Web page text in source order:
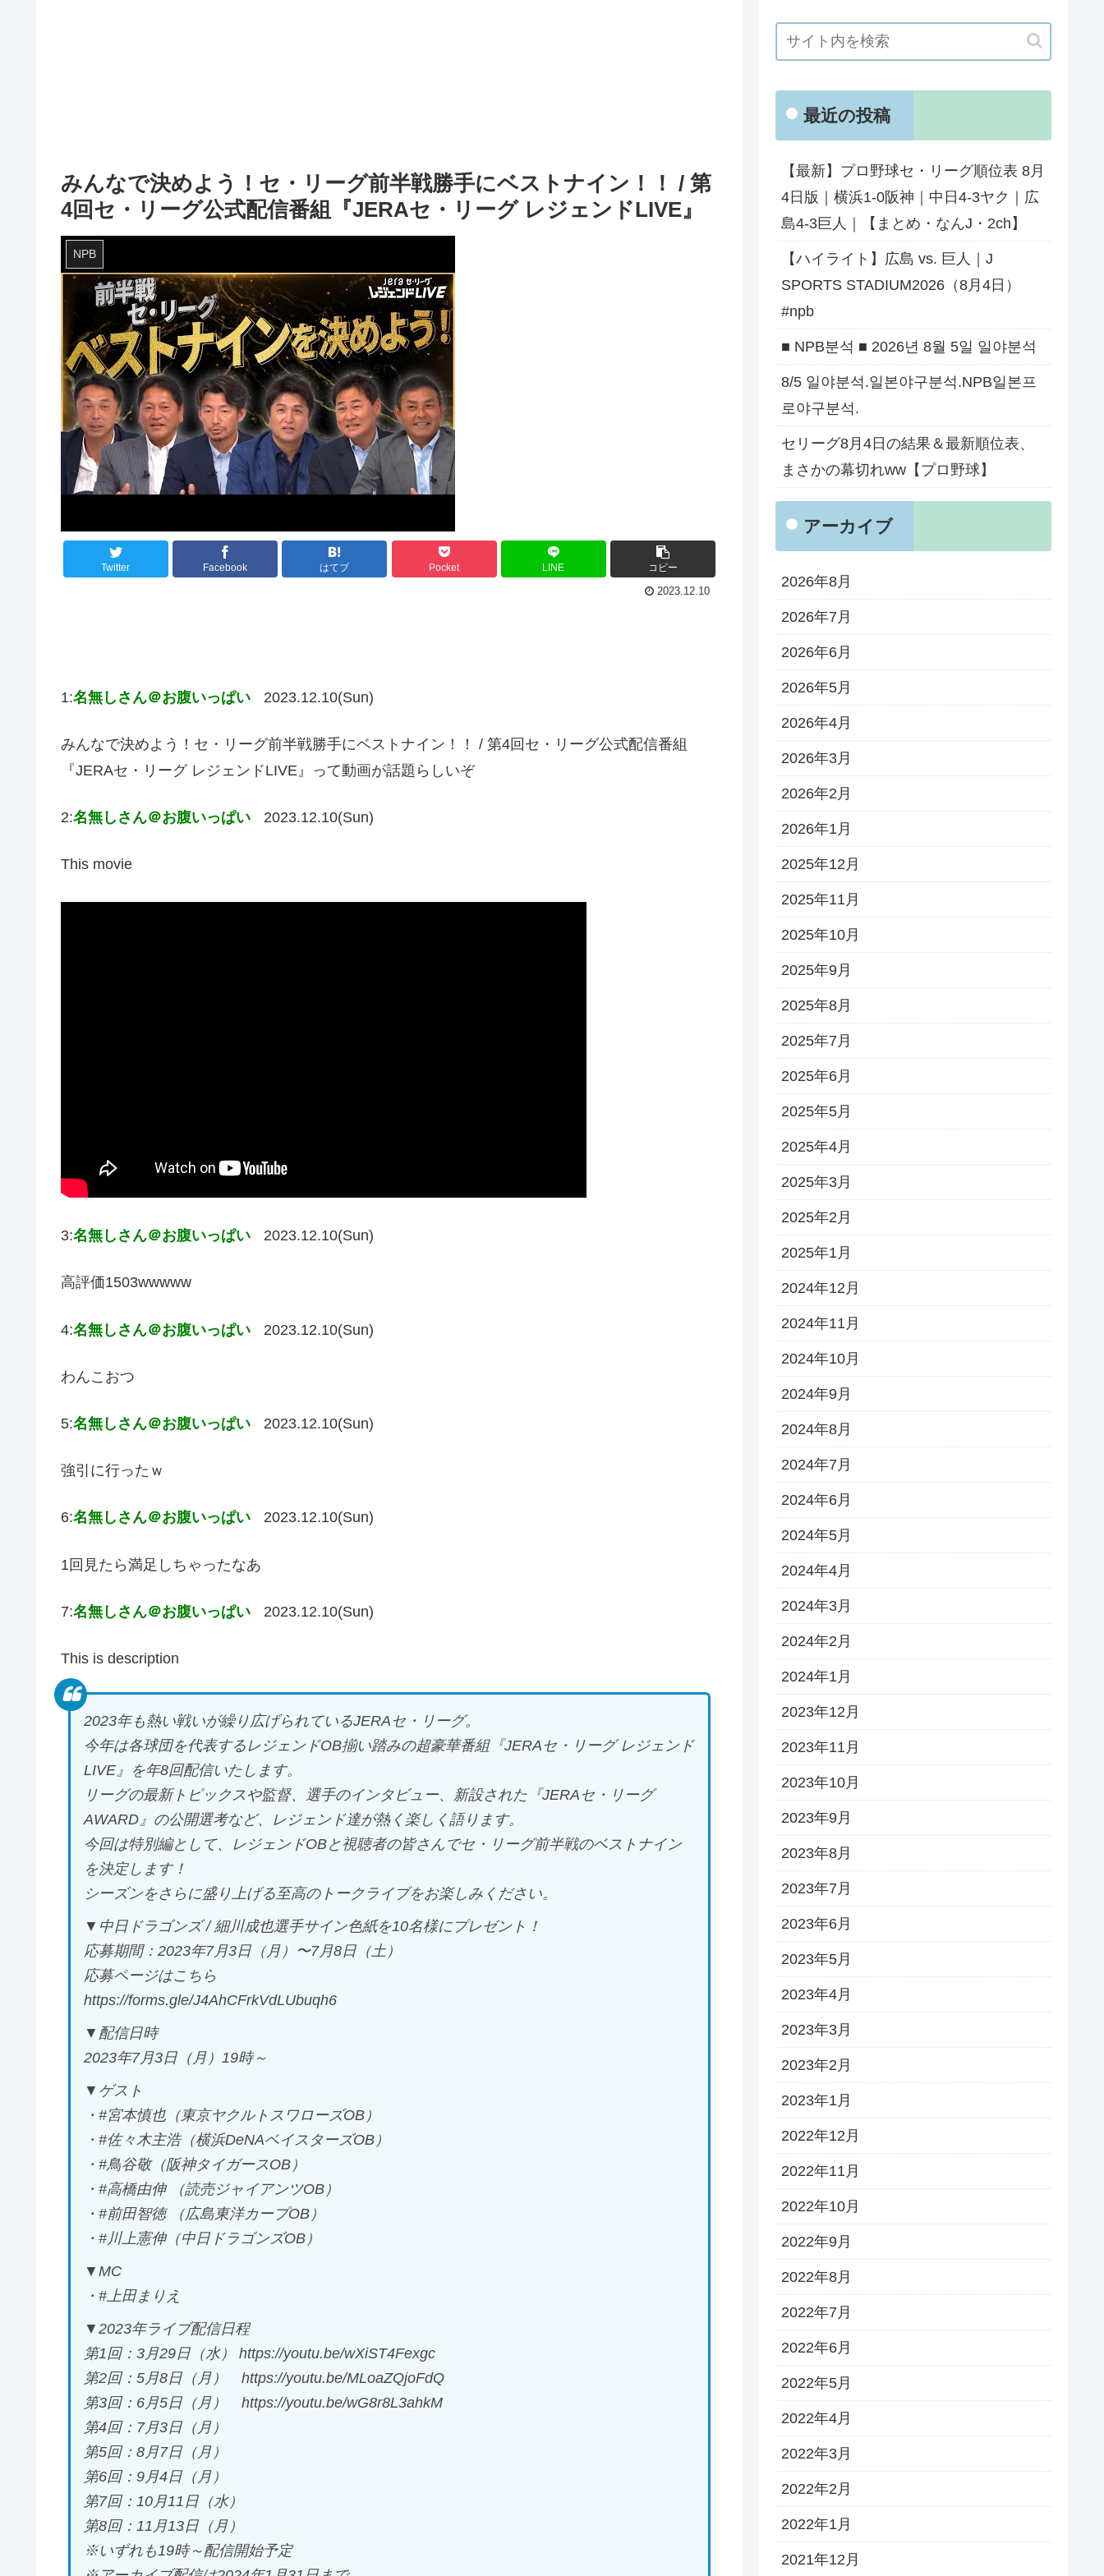
みんなで決めよう！セ・リーグ前半戦勝手にベストナイン！！ / 第
4回セ・リーグ公式配信番組『JERAセ・リーグ レジェンドLIVE』
NPB
Twitter Facebook はてブ Pocket LINE コピー
2023.12.10
1:名無しさん＠お腹いっぱい 2023.12.10(Sun)
みんなで決めよう！セ・リーグ前半戦勝手にベストナイン！！ / 第4回セ・リーグ公式配信番組
『JERAセ・リーグ レジェンドLIVE』って動画が話題らしいぞ
2:名無しさん＠お腹いっぱい 2023.12.10(Sun)
This movie
3:名無しさん＠お腹いっぱい 2023.12.10(Sun)
高評価1503wwwww
4:名無しさん＠お腹いっぱい 2023.12.10(Sun)
わんこおつ
5:名無しさん＠お腹いっぱい 2023.12.10(Sun)
強引に行ったｗ
6:名無しさん＠お腹いっぱい 2023.12.10(Sun)
1回見たら満足しちゃったなあ
7:名無しさん＠お腹いっぱい 2023.12.10(Sun)
This is description
2023年も熱い戦いが繰り広げられているJERAセ・リーグ。
今年は各球団を代表するレジェンドOB揃い踏みの超豪華番組『JERAセ・リーグ レジェンド
LIVE』を年8回配信いたします。
リーグの最新トピックスや監督、選手のインタビュー、新設された『JERAセ・リーグ
AWARD』の公開選考など、レジェンド達が熱く楽しく語ります。
今回は特別編として、レジェンドOBと視聴者の皆さんでセ・リーグ前半戦のベストナイン
を決定します！
シーズンをさらに盛り上げる至高のトークライブをお楽しみください。
▼中日ドラゴンズ / 細川成也選手サイン色紙を10名様にプレゼント！
応募期間：2023年7月3日（月）〜7月8日（土）
応募ページはこちら
https://forms.gle/J4AhCFrkVdLUbuqh6
▼配信日時
2023年7月3日（月）19時～
▼ゲスト
・#宮本慎也（東京ヤクルトスワローズOB）
・#佐々木主浩（横浜DeNAベイスターズOB）
・#鳥谷敬（阪神タイガースOB）
・#高橋由伸 （読売ジャイアンツOB）
・#前田智徳 （広島東洋カープOB）
・#川上憲伸（中日ドラゴンズOB）
▼MC
・#上田まりえ
▼2023年ライブ配信日程
第1回：3月29日（水） https://youtu.be/wXiST4Fexgc
第2回：5月8日（月） https://youtu.be/MLoaZQjoFdQ
第3回：6月5日（月） https://youtu.be/wG8r8L3ahkM
第4回：7月3日（月）
第5回：8月7日（月）
第6回：9月4日（月）
第7回：10月11日（水）
第8回：11月13日（月）
※いずれも19時～配信開始予定
最近の投稿
【最新】プロ野球セ・リーグ順位表 8月
4日版｜横浜1-0阪神｜中日4-3ヤク｜広
島4-3巨人｜【まとめ・なんJ・2ch】
【ハイライト】広島 vs. 巨人｜J
SPORTS STADIUM2026（8月4日）
#npb
■ NPB분석 ■ 2026년 8월 5일 일야분석
8/5 일야분석.일본야구분석.NPB일본프
로야구분석.
セリーグ8月4日の結果＆最新順位表、
まさかの幕切れww【プロ野球】
アーカイブ
2026年8月
2026年7月
2026年6月
2026年5月
2026年4月
2026年3月
2026年2月
2026年1月
2025年12月
2025年11月
2025年10月
2025年9月
2025年8月
2025年7月
2025年6月
2025年5月
2025年4月
2025年3月
2025年2月
2025年1月
2024年12月
2024年11月
2024年10月
2024年9月
2024年8月
2024年7月
2024年6月
2024年5月
2024年4月
2024年3月
2024年2月
2024年1月
2023年12月
2023年11月
2023年10月
2023年9月
2023年8月
2023年7月
2023年6月
2023年5月
2023年4月
2023年3月
2023年2月
2023年1月
2022年12月
2022年11月
2022年10月
2022年9月
2022年8月
2022年7月
2022年6月
2022年5月
2022年4月
2022年3月
2022年2月
2022年1月
2021年12月